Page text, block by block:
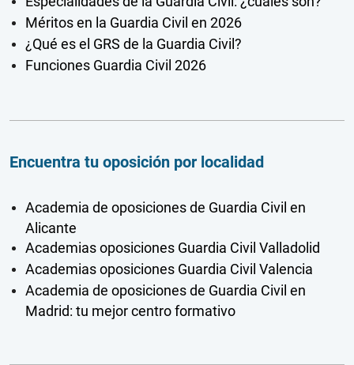
Méritos en la Guardia Civil en 2026
¿Qué es el GRS de la Guardia Civil?
Funciones Guardia Civil 2026
Encuentra tu oposición por localidad
Academia de oposiciones de Guardia Civil en
Alicante
Academias oposiciones Guardia Civil Valladolid
Academias oposiciones Guardia Civil Valencia
Academia de oposiciones de Guardia Civil en
Madrid: tu mejor centro formativo